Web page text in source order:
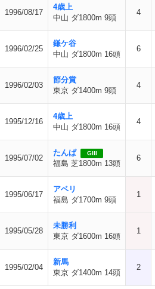
1996/08/17
4歳上
中山 ダ1800m 9頭
4
1996/02/25
鎌ケ谷
中山 ダ1800m 16頭
6
1996/02/03
節分賞
東京 ダ1400m 9頭
4
1995/12/16
4歳上
中山 ダ1800m 16頭
4
1995/07/02
たんぱ GIII
福島 芝1800m 13頭
6
1995/06/17
アベリ
福島 ダ1700m 9頭
1
1995/05/28
未勝利
東京 ダ1600m 16頭
1
1995/02/04
新馬
東京 ダ1400m 14頭
2